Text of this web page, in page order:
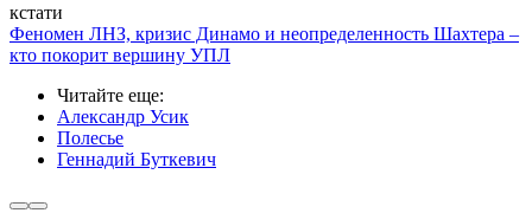
кстати
Феномен ЛНЗ, кризис Динамо и неопределенность Шахтера –
кто покорит вершину УПЛ
Читайте еще:
Александр Усик
Полесье
Геннадий Буткевич